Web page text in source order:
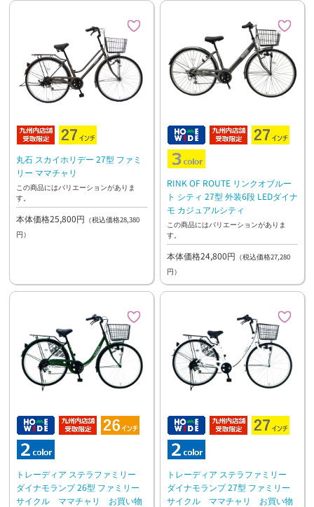
丸石 スカイホリデー 27型 ファミ
リー ママチャリ
この商品にはバリエーションがありま
す。
本体価格25,800円 （税込価格28,380
円）
RINK OF ROUTE リンクオブルー
ト シティ 27型 外装6段 LEDダイナ
モ カジュアルシティ
この商品にはバリエーションがありま
す。
本体価格24,800円 （税込価格27,280
円）
トレーディア ステラファミリー
ダイナモランプ 26型 ファミリー
サイクル ママチャリ お買い物
トレーディア ステラファミリー
ダイナモランプ 27型 ファミリー
サイクル ママチャリ お買い物